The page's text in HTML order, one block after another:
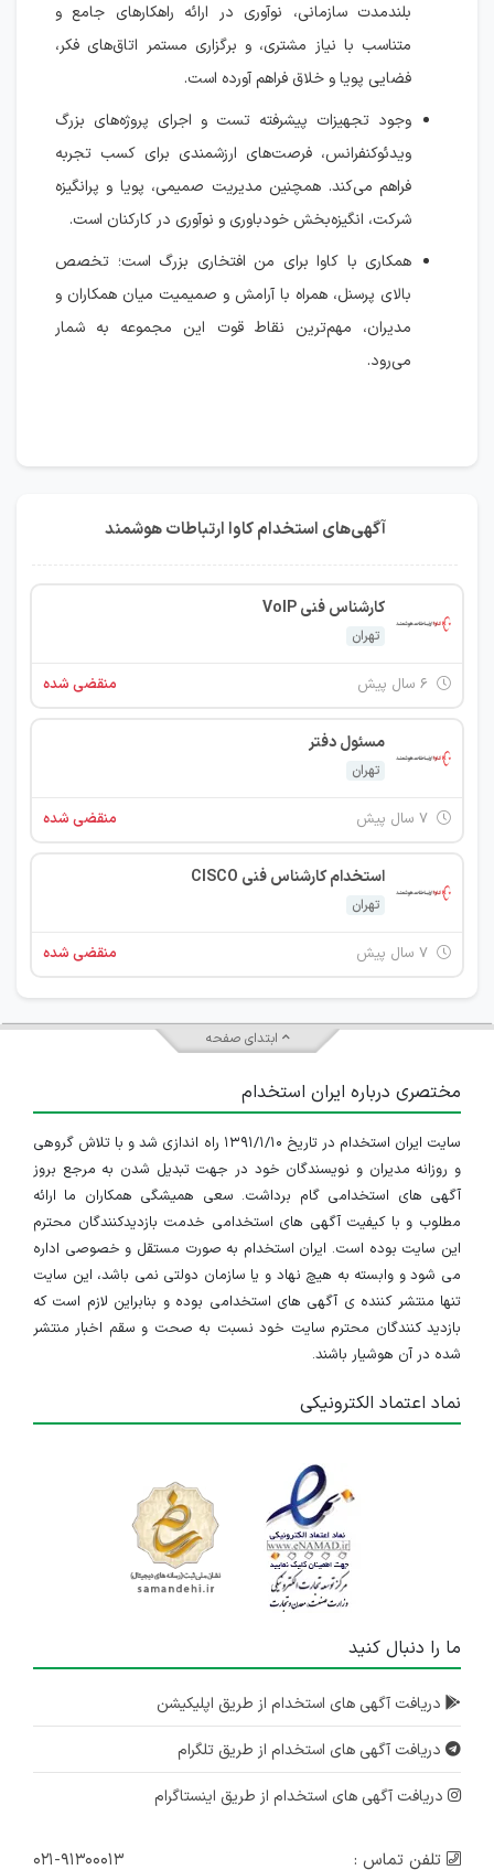
بلندمدت سازمانی، نوآوری در ارائه راهکارهای جامع و
متناسب با نیاز مشتری، و برگزاری مستمر اتاق‌های فکر،
فضایی پویا و خلاق فراهم آورده است.
وجود تجهیزات پیشرفته تست و اجرای پروژه‌های بزرگ
ویدئوکنفرانس، فرصت‌های ارزشمندی برای کسب تجربه
فراهم می‌کند. همچنین مدیریت صمیمی، پویا و پرانگیزه
شرکت، انگیزه‌بخش خودباوری و نوآوری در کارکنان است.
همکاری با کاوا برای من افتخاری بزرگ است؛ تخصص
بالای پرسنل، همراه با آرامش و صمیمیت میان همکاران و
مدیران، مهم‌ترین نقاط قوت این مجموعه به شمار
می‌رود.
آگهی‌های استخدام کاوا ارتباطات هوشمند
کارشناس فنی VoIP
تهران
منقضی شده
مسئول دفتر
تهران
منقضی شده
استخدام کارشناس فنی CISCO
تهران
منقضی شده
ابتدای صفحه
مختصری درباره ایران استخدام
سایت ایران استخدام در تاریخ ۱۳۹۱/۱/۱۰ راه اندازی شد و با تلاش گروهی
و روزانه مدیران و نویسندگان خود در جهت تبدیل شدن به مرجع بروز
آگهی های استخدامی گام برداشت. سعی همیشگی همکاران ما ارائه
مطلوب و با کیفیت آگهی های استخدامی خدمت بازدیدکنندگان محترم
این سایت بوده است. ایران استخدام به صورت مستقل و خصوصی اداره
می شود و وابسته به هیچ نهاد و یا سازمان دولتی نمی باشد، این سایت
تنها منتشر کننده ی آگهی های استخدامی بوده و بنابراین لازم است که
بازدید کنندگان محترم سایت خود نسبت به صحت و سقم اخبار منتشر
شده در آن هوشیار باشند.
نماد اعتماد الکترونیکی
ما را دنبال کنید
دریافت آگهی های استخدام از طریق اپلیکیشن
دریافت آگهی های استخدام از طریق تلگرام
دریافت آگهی های استخدام از طریق اینستاگرام
تلفن تماس : ۰۲۱-۹۱۳۰۰۰۱۳